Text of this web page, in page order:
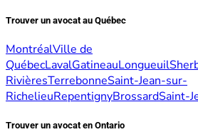
Trouver un avocat au Québec
MontréalVille de
QuébecLavalGatineauLongueuil
RivièresTerrebonneSaint-Jean-sur-
RichelieuRepentignyBrossardSaint-
Trouver un avocat en Ontario